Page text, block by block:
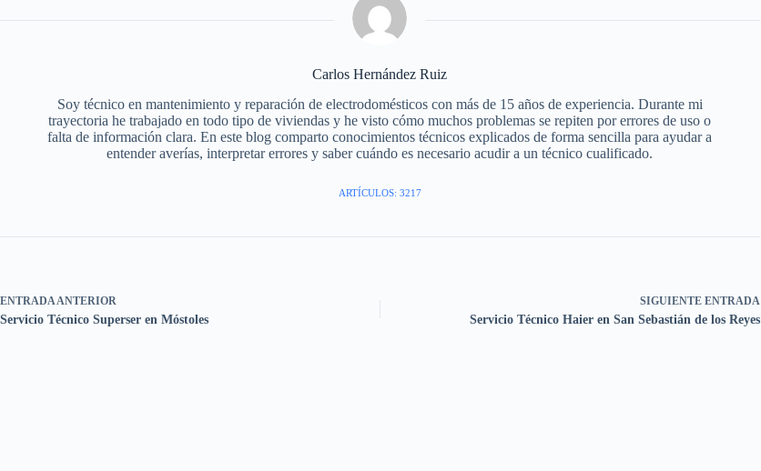
Carlos Hernández Ruiz
Soy técnico en mantenimiento y reparación de electrodomésticos con más de 15 años de experiencia. Durante mi
trayectoria he trabajado en todo tipo de viviendas y he visto cómo muchos problemas se repiten por errores de uso o
falta de información clara. En este blog comparto conocimientos técnicos explicados de forma sencilla para ayudar a
entender averías, interpretar errores y saber cuándo es necesario acudir a un técnico cualificado.
ARTÍCULOS: 3217
ENTRADA ANTERIOR
Servicio Técnico Superser en Móstoles
SIGUIENTE ENTRADA
Servicio Técnico Haier en San Sebastián de los Reyes